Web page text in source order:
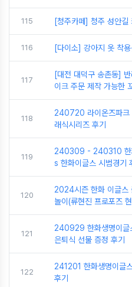
115 [청주카페] 청주 성안길
116 [다이소] 강아지 옷 착
117
[대전 대덕구 송촌동]
이크 주문 제작 가능한
118
240720 라이온즈파크
래식시리즈 후기
119
240309 - 240310 한
s 한화이글스 시범경기
120
2024시즌 한화 이글
놀이(류현진 프로포즈
121
240929 한화생명이글
은퇴식 선물 증정 후기
122
241201 한화생명이글
후기